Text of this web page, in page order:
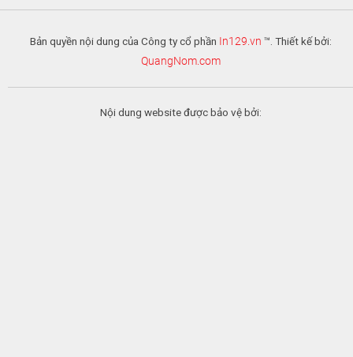
Bản quyền nội dung của Công ty cổ phần In129.vn ™. Thiết kế bởi:
QuangNom.com
Nội dung website được bảo vệ bởi: